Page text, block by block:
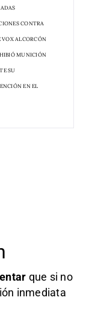
CONTRA
VOX ALCORCÓN
MUNICIÓN
SU
EN EL
que si no
inmediata